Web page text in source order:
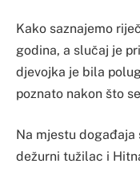
Kako saznajemo
godina, a slučaj je
djevojka je bila
poznato nakon što
Na mjestu
dežurni tužilac i